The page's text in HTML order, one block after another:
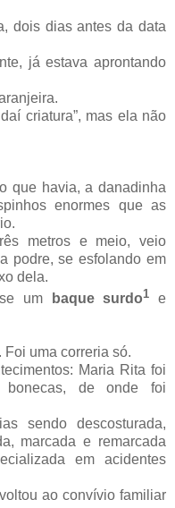
dois dias antes da data
já estava aprontando
criatura”, mas ela não
que havia, a danadinha
enormes que as
metros e meio, veio
podre, se esfolando em
dela.
um
baque surdo1 e
uma correria só.
Maria Rita foi
de onde foi
sendo descosturada,
marcada e remarcada
em acidentes
ao convívio familiar